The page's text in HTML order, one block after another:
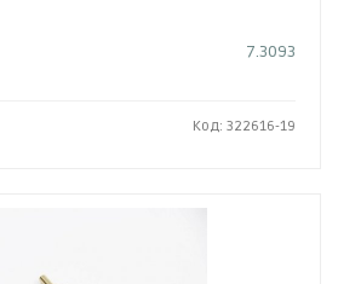
7.3093
Код: 322616-19